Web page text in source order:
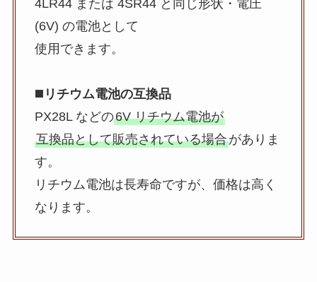
4LR44 または 4SR44 と同じ形状・電圧
(6V) の電池として
使用できます。
◼️ リチウム電池の互換品
PX28L などの6V リチウム電池が
互換品として販売されている場合がありま
す。
リチウム電池は長寿命ですが、価格は高く
なります。